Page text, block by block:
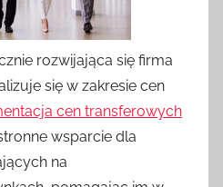
rozwijająca się firma
się w zakresie cen
cen transferowych
wsparcie dla
na